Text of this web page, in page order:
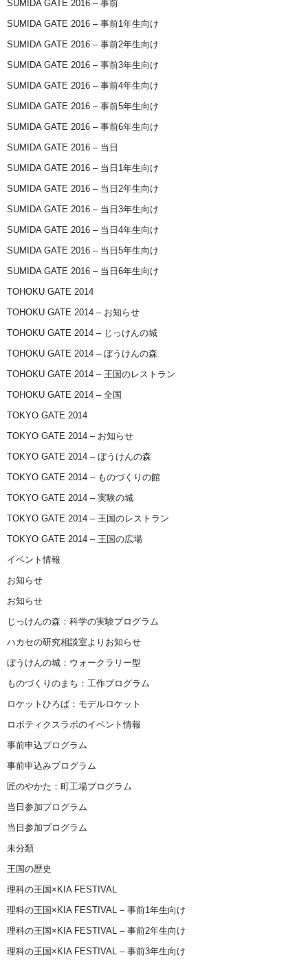
SUMIDA GATE 2016 – 事前
SUMIDA GATE 2016 – 事前1年生向け
SUMIDA GATE 2016 – 事前2年生向け
SUMIDA GATE 2016 – 事前3年生向け
SUMIDA GATE 2016 – 事前4年生向け
SUMIDA GATE 2016 – 事前5年生向け
SUMIDA GATE 2016 – 事前6年生向け
SUMIDA GATE 2016 – 当日
SUMIDA GATE 2016 – 当日1年生向け
SUMIDA GATE 2016 – 当日2年生向け
SUMIDA GATE 2016 – 当日3年生向け
SUMIDA GATE 2016 – 当日4年生向け
SUMIDA GATE 2016 – 当日5年生向け
SUMIDA GATE 2016 – 当日6年生向け
TOHOKU GATE 2014
TOHOKU GATE 2014 – お知らせ
TOHOKU GATE 2014 – じっけんの城
TOHOKU GATE 2014 – ぼうけんの森
TOHOKU GATE 2014 – 王国のレストラン
TOHOKU GATE 2014 – 全国
TOKYO GATE 2014
TOKYO GATE 2014 – お知らせ
TOKYO GATE 2014 – ぼうけんの森
TOKYO GATE 2014 – ものづくりの館
TOKYO GATE 2014 – 実験の城
TOKYO GATE 2014 – 王国のレストラン
TOKYO GATE 2014 – 王国の広場
イベント情報
お知らせ
お知らせ
じっけんの森：科学の実験プログラム
ハカセの研究相談室よりお知らせ
ぼうけんの城：ウォークラリー型
ものづくりのまち：工作プログラム
ロケットひろば：モデルロケット
ロボティクスラボのイベント情報
事前申込プログラム
事前申込みプログラム
匠のやかた：町工場プログラム
当日参加プログラム
当日参加プログラム
未分類
王国の歴史
理科の王国×KIA FESTIVAL
理科の王国×KIA FESTIVAL – 事前1年生向け
理科の王国×KIA FESTIVAL – 事前2年生向け
理科の王国×KIA FESTIVAL – 事前3年生向け